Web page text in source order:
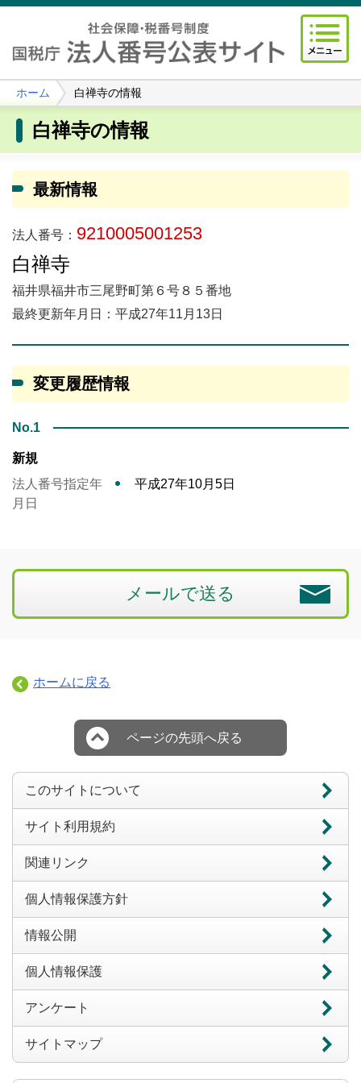
ホーム 白禅寺の情報
白禅寺の情報
最新情報
法人番号： 9210005001253
白禅寺
福井県福井市三尾野町第６号８５番地
最終更新年月日：平成27年11月13日
変更履歴情報
No.1
新規
法人番号指定年
月日
平成27年10月5日
メールで送る
ホームに戻る
ページの先頭へ戻る
このサイトについて
サイト利用規約
関連リンク
個人情報保護方針
情報公開
個人情報保護
アンケート
サイトマップ